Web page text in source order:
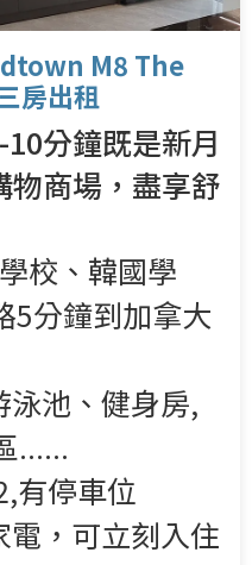
M8 The
房出租
分鐘既是新月
商場，盡享舒
校、韓國學
5分鐘到加拿大
泳池、健身房,
......
有停車位
電，可立刻入住